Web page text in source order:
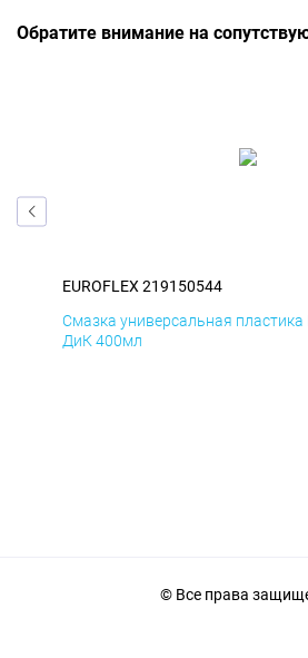
Обратите внимание на
EUROFLEX 219150544
Смазка универсальная пластика
ДиК 400мл
© Все права